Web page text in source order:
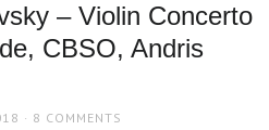
– Violin Concerto
CBSO, Andris
8 COMMENTS